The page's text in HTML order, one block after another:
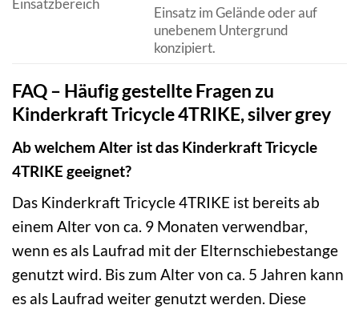
Einsatzbereich
Einsatz im Gelände oder auf
unebenem Untergrund
konzipiert.
FAQ – Häufig gestellte Fragen zu
Kinderkraft Tricycle 4TRIKE, silver grey
Ab welchem Alter ist das Kinderkraft Tricycle
4TRIKE geeignet?
Das Kinderkraft Tricycle 4TRIKE ist bereits ab
einem Alter von ca. 9 Monaten verwendbar,
wenn es als Laufrad mit der Elternschiebestange
genutzt wird. Bis zum Alter von ca. 5 Jahren kann
es als Laufrad weiter genutzt werden. Diese